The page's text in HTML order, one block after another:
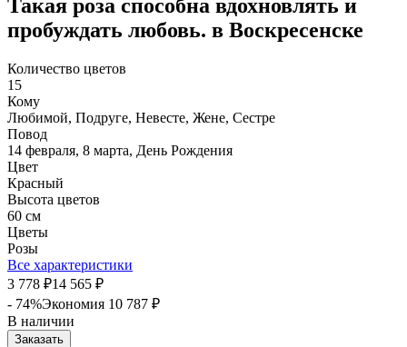
Такая роза способна вдохновлять и
пробуждать любовь. в Воскресенске
Количество цветов
15
Кому
Любимой, Подруге, Невесте, Жене, Сестре
Повод
14 февраля, 8 марта, День Рождения
Цвет
Красный
Высота цветов
60 см
Цветы
Розы
Все характеристики
3 778 ₽14 565 ₽
- 74%Экономия 10 787 ₽
В наличии
Заказать